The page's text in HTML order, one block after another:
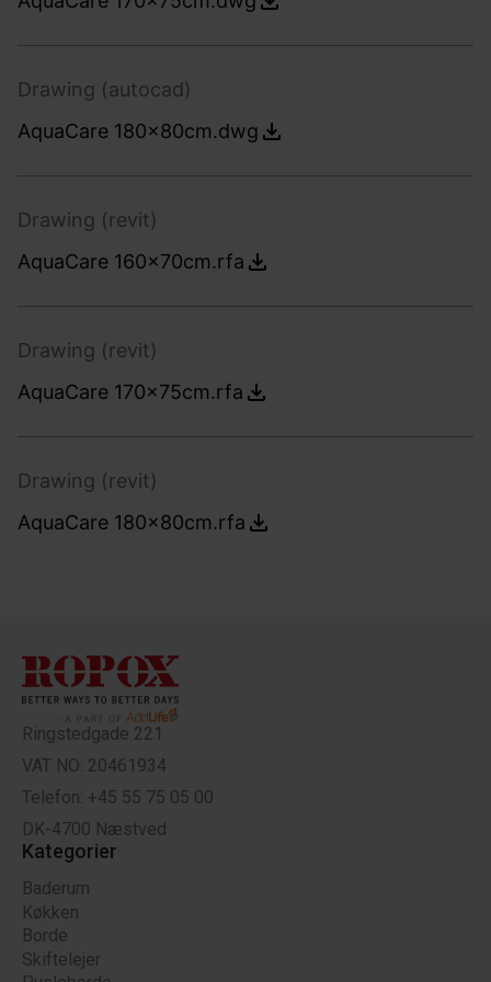
Drawing (autocad)
AquaCare 180x80cm.dwg
Drawing (revit)
AquaCare 160x70cm.rfa
Drawing (revit)
AquaCare 170x75cm.rfa
Drawing (revit)
AquaCare 180x80cm.rfa
Ringstedgade 221
VAT NO: 20461934
Telefon: +45 55 75 05 00
DK-4700 Næstved
Kategorier
Baderum
Køkken
Borde
Skiftelejer